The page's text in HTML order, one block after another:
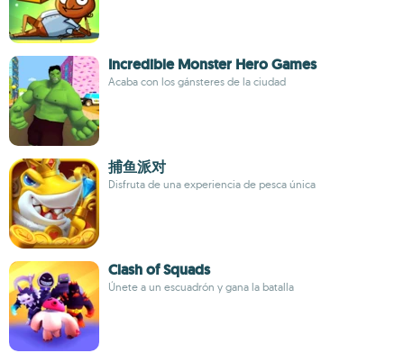
Incredible Monster Hero Games
Acaba con los gánsteres de la ciudad
捕鱼派对
Disfruta de una experiencia de pesca única
Clash of Squads
Únete a un escuadrón y gana la batalla